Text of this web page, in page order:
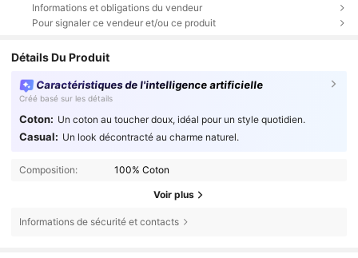
Informations et obligations du vendeur
Pour signaler ce vendeur et/ou ce produit
Détails Du Produit
Caractéristiques de l'intelligence artificielle
Créé basé sur les détails
Coton: Un coton au toucher doux, idéal pour un style quotidien.
Casual: Un look décontracté au charme naturel.
Composition: 100% Coton
Voir plus
Informations de sécurité et contacts